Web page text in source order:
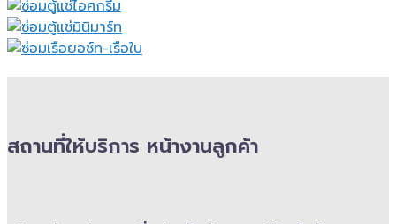
สถานที่ให้บริการ หน้างานลูกค้า